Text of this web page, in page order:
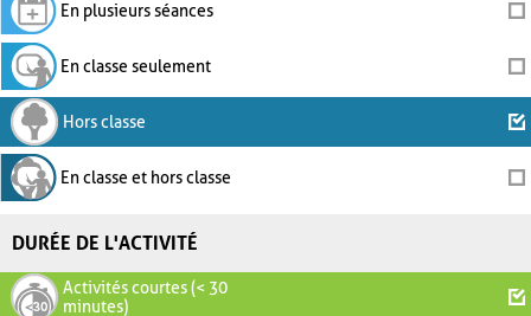
En plusieurs séances
En classe seulement
Hors classe
En classe et hors classe
DURÉE DE L'ACTIVITÉ
Activités courtes (< 30
minutes)